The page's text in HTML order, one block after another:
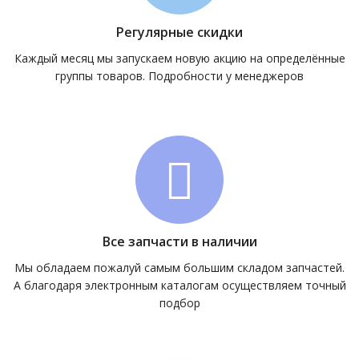
Регулярные скидки
Каждый месяц мы запускаем новую акцию на определённые
группы товаров. Подробности у менеджеров
Все запчасти в наличии
Мы обладаем пожалуй самым большим складом запчастей.
А благодаря электронным каталогам осуществляем точный
подбор